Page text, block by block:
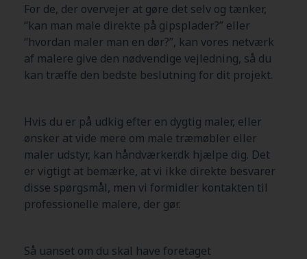
For de, der overvejer at gøre det selv og tænker,
“kan man male direkte på gipsplader?” eller
“hvordan maler man en dør?”, kan vores netværk
af malere give den nødvendige vejledning, så du
kan træffe den bedste beslutning for dit projekt.
Hvis du er på udkig efter en dygtig maler, eller
ønsker at vide mere om male træmøbler eller
maler udstyr, kan håndværker.dk hjælpe dig. Det
er vigtigt at bemærke, at vi ikke direkte besvarer
disse spørgsmål, men vi formidler kontakten til
professionelle malere, der gør.
Så uanset om du skal have foretaget